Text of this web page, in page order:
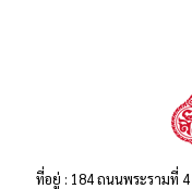
ที่อยู่ : 184 ถนนพระรามที่